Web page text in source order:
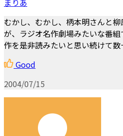
むかし、むかし、柄本明さんと
が、ラジオ名作劇場みたいな番
作を是非読みたいと思い続けて数
Good
2004/07/15